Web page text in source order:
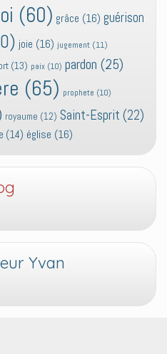
(60) grâce (16) guérison
joie (16) jugement (11)
(13) paix (10) pardon (25)
(65) prophete (10)
royaume (12) Saint-Esprit (22)
(14) église (16)
Yvan